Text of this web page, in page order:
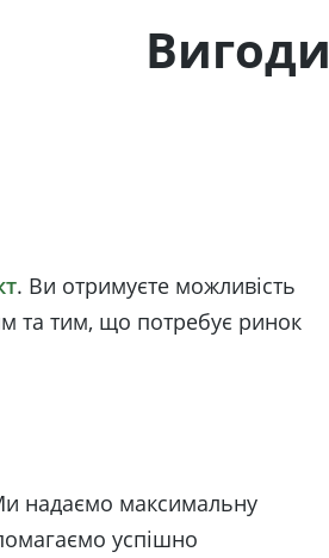
Вигоди
. Ви отримуєте можливість
та тим, що потребує ринок
надаємо максимальну
успішно